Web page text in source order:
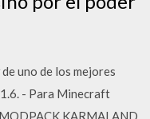
uno de los mejores
- Para Minecraft
KARMALAND